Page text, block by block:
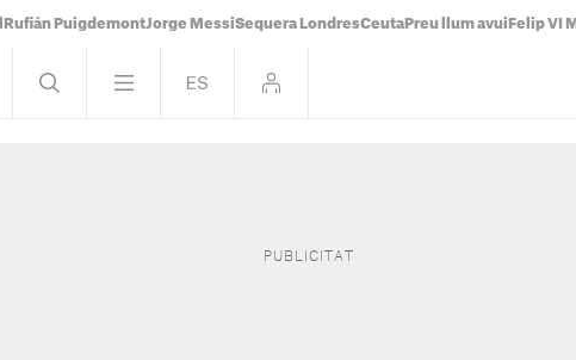
Rufián PuigdemontJorge MessiSequera LondresCeuta Preu llum avui Felip VI